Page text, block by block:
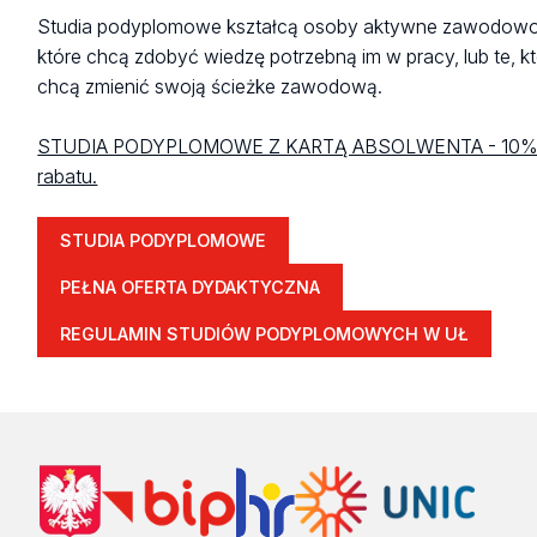
Studia podyplomowe kształcą osoby aktywne
które chcą zdobyć wiedzę potrzebną im w pracy, lub te,
chcą zmienić swoją ścieżke zawodową.
STUDIA PODYPLOMOWE Z KARTĄ ABSOLWENTA -
rabatu.
STUDIA PODYPLOMOWE
PEŁNA OFERTA DYDAKTYCZNA
REGULAMIN STUDIÓW PODYPLOMOWYCH W UŁ